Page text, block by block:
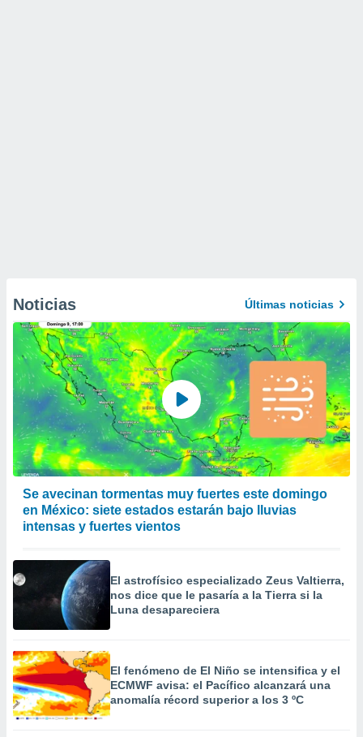
Noticias Últimas noticias
Se avecinan tormentas muy fuertes este domingo
en México: siete estados estarán bajo lluvias
intensas y fuertes vientos
El astrofísico especializado Zeus Valtierra,
nos dice que le pasaría a la Tierra si la
Luna desapareciera
El fenómeno de El Niño se intensifica y el
ECMWF avisa: el Pacífico alcanzará una
anomalía récord superior a los 3 ºC